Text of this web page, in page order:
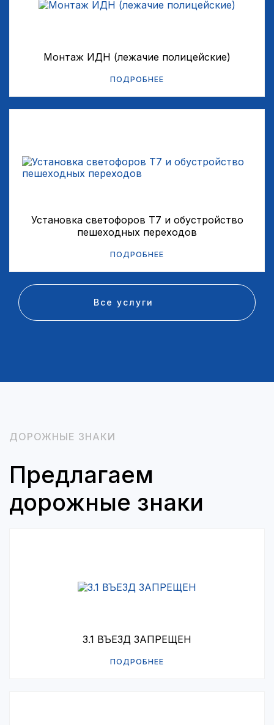
Монтаж ИДН (лежачие полицейские)
ПОДРОБНЕЕ
Установка светофоров Т7 и обустройство
пешеходных переходов
ПОДРОБНЕЕ
Все услуги
ДОРОЖНЫЕ ЗНАКИ
Предлагаем
дорожные знаки
3.1 ВЪЕЗД ЗАПРЕЩЕН
ПОДРОБНЕЕ